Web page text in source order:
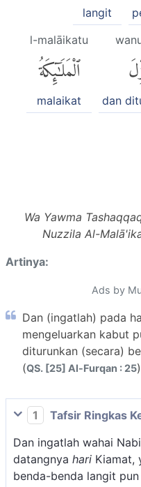
langit
dan
l-malāikatu
ٱلْمَلَٰٓئِكَةُ
malaikat
Wa Yawma
Nuzzila Al-
Artinya:
Ads by
Dan (ingatlah) pada
mengeluarkan kabut
diturunkan (secara)
(QS. [25] Al-Furqan : 25)
1
Tafsir Ringkas
Dan ingatlah wahai
datangnya hari Kiamat,
benda-benda langit